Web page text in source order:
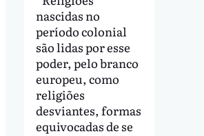
nascidas no
período colonial
são lidas por esse
poder, pelo branco
europeu, como
religiões
desviantes, formas
equivocadas de se